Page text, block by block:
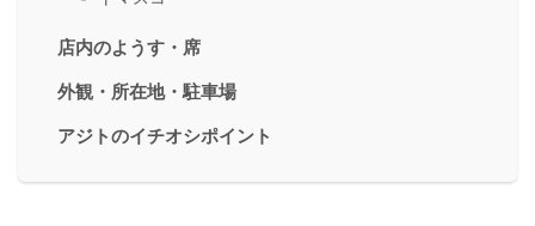
店内のようす・席
外観・所在地・駐車場
アジトのイチオシポイント